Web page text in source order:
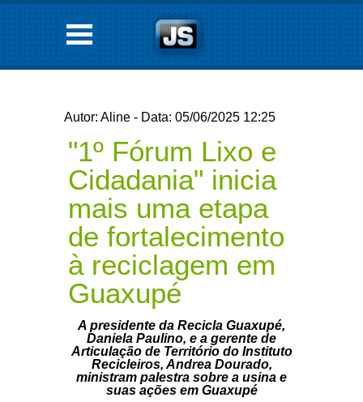
Autor: Aline - Data: 05/06/2025 12:25
"1º Fórum Lixo e
Cidadania" inicia
mais uma etapa
de fortalecimento
à reciclagem em
Guaxupé
A presidente da Recicla Guaxupé,
Daniela Paulino, e a gerente de
Articulação de Território do Instituto
Recicleiros, Andrea Dourado,
ministram palestra sobre a usina e
suas ações em Guaxupé